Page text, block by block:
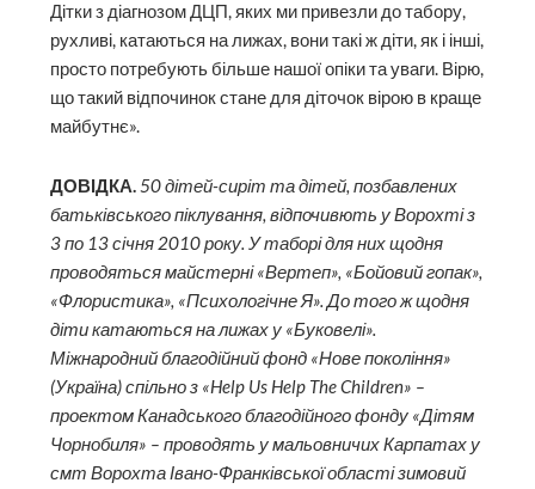
Дітки з діагнозом ДЦП, яких ми привезли до табору,
рухливі, катаються на лижах, вони такі ж діти, як і інші,
просто потребують більше нашої опіки та уваги. Вірю,
що такий відпочинок стане для діточок вірою в краще
майбутнє».
ДОВІДКА. 50 дітей-сиріт та дітей, позбавлених
батьківського піклування, відпочивють у Ворохті з
3 по 13 січня 2010 року. У таборі для них щодня
проводяться майстерні «Вертеп», «Бойовий гопак»,
«Флористика», «Психологічне Я». До того ж щодня
діти катаються на лижах у «Буковелі».
Міжнародний благодійний фонд «Нове покоління»
(Україна) спільно з «Help Us Help The Children» –
проектом Канадського благодійного фонду «Дітям
Чорнобиля» – проводять у мальовничих Карпатах у
смт Ворохта Івано-Франківської області зимовий